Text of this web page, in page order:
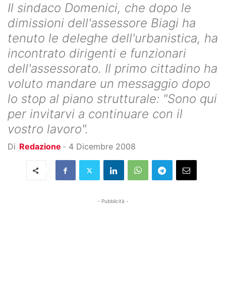
Il sindaco Domenici, che dopo le
dimissioni dell'assessore Biagi ha
tenuto le deleghe dell'urbanistica, ha
incontrato dirigenti e funzionari
dell'assessorato. Il primo cittadino ha
voluto mandare un messaggio dopo
lo stop al piano strutturale: "Sono qui
per invitarvi a continuare con il
vostro lavoro".
Di Redazione - 4 Dicembre 2008
- Pubblicità -